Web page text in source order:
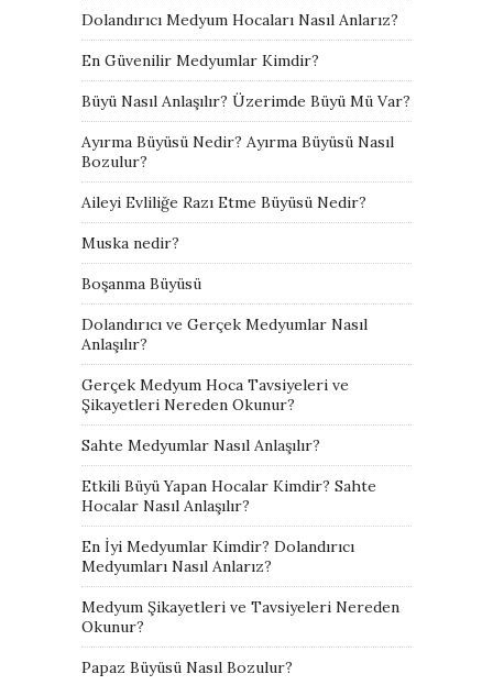
Dolandırıcı Medyum Hocaları Nasıl Anlarız?
En Güvenilir Medyumlar Kimdir?
Büyü Nasıl Anlaşılır? Üzerimde Büyü Mü Var?
Ayırma Büyüsü Nedir? Ayırma Büyüsü Nasıl
Bozulur?
Aileyi Evliliğe Razı Etme Büyüsü Nedir?
Muska nedir?
Boşanma Büyüsü
Dolandırıcı ve Gerçek Medyumlar Nasıl
Anlaşılır?
Gerçek Medyum Hoca Tavsiyeleri ve
Şikayetleri Nereden Okunur?
Sahte Medyumlar Nasıl Anlaşılır?
Etkili Büyü Yapan Hocalar Kimdir? Sahte
Hocalar Nasıl Anlaşılır?
En İyi Medyumlar Kimdir? Dolandırıcı
Medyumları Nasıl Anlarız?
Medyum Şikayetleri ve Tavsiyeleri Nereden
Okunur?
Papaz Büyüsü Nasıl Bozulur?